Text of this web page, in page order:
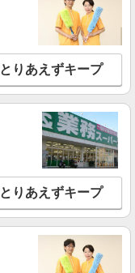
とりあえずキープ
とりあえずキープ